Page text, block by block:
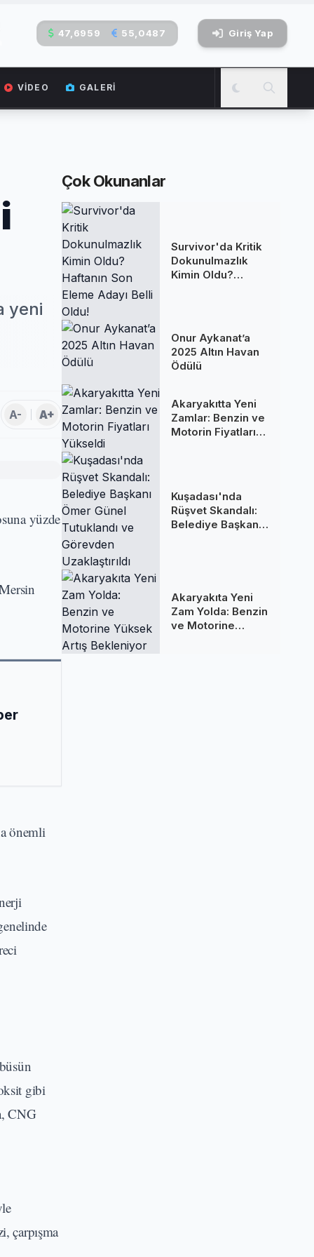
47,6959 55,0487 Giriş Yap
VIDEO GALERI
yeni
A- A+
yüzde
önemli
gibi
CNG
çarpışma
Çok Okunanlar
Survivor'da Kritik
Dokunulmazlık
Kimin Oldu?
Onur Aykanat’a
2025 Altın Havan
Ödülü
Akaryakıtta Yeni
Zamlar: Benzin ve
Motorin Fiyatları
Kuşadası'nda
Rüşvet Skandalı:
Belediye Başkanı
Akaryakıta Yeni
Zam Yolda: Benzin
ve Motorine